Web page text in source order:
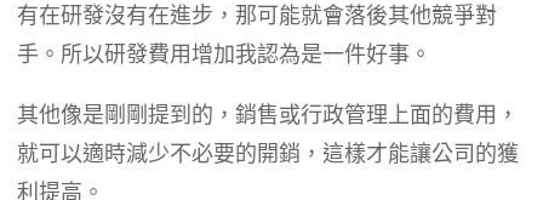
有在研發沒有在進步，那可能就會落後其他競爭對
手。所以研發費用增加我認為是一件好事。
其他像是剛剛提到的，銷售或行政管理上面的費用，
就可以適時減少不必要的開銷，這樣才能讓公司的獲
利提高。